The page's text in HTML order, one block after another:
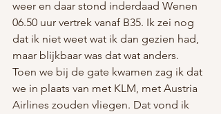
weer en daar stond inderdaad Wenen
06.50 uur vertrek vanaf B35. Ik zei nog
dat ik niet weet wat ik dan gezien had,
maar blijkbaar was dat wat anders.
Toen we bij de gate kwamen zag ik dat
we in plaats van met KLM, met Austria
Airlines zouden vliegen. Dat vond ik